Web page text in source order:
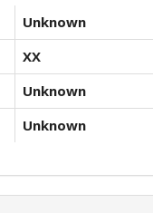
Unknown
XX
Unknown
Unknown